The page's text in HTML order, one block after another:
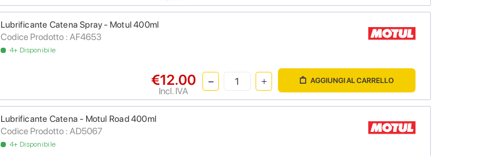
Lubrificante Catena Spray - Motul 400ml
Codice Prodotto : AF4653
4+ Disponibile
€12.00
Incl. IVA
AGGIUNGI AL CARRELLO
Lubrificante Catena - Motul Road 400ml
Codice Prodotto : AD5067
4+ Disponibile